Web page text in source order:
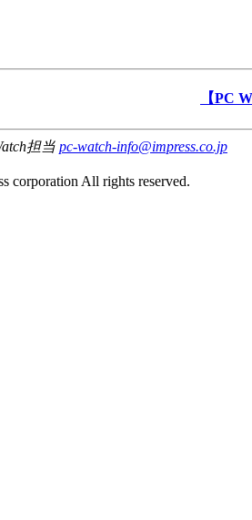
【PC
担当 pc-watch-info@impress.co.jp
corporation All rights reserved.